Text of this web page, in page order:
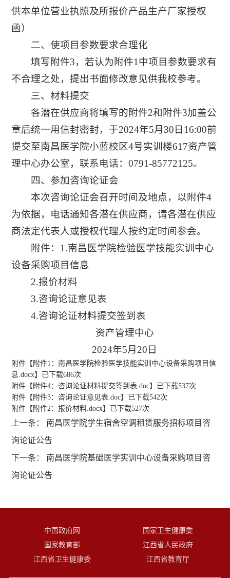
供本单位营业执照及所报价产品生产厂家授权
函）
二、使项目参数要求合理化
填写附件3，若认为附件1中项目参数要求有
不合理之处，提出书面修改意见供我校参考。
三、材料提交
各潜在供应商将填写的附件2和附件3加盖公
章后统一用信封密封，于2024年5月30日16:00前
提交至南昌医学院小蓝校区4号实训楼617资产管
理中心办公室，联系电话：0791-85772125。
四、参加咨询论证会
本次咨询论证会召开时间及地点，以附件4
为依据，电话通知各潜在供应商，请各潜在供应
商法定代表人或授权代理人按约定时间参会。
附件：1.南昌医学院检验医学技能实训中心
设备采购项目信息
2.报价材料
3.咨询论证意见表
4.咨询论证材料提交签到表
资产管理中心
2024年5月20日
附件【 附件1：南昌医学院检验医学技能实训中心设备采购项目信
息.docx】已下载686次
附件【 附件4：咨询论证材料提交签到表.doc】已下载537次
附件【 附件3：咨询论证意见表.doc】已下载542次
附件【 附件2：报价材料.docx】已下载527次
上一条：
南昌医学院学生宿舍空调租赁服务招标项目咨
询论证公告
下一条：
南昌医学院基础医学实训中心设备采购项目咨
询论证公告
中国政府网
国家卫生健康委
国家教育部
江西省人民政府
江西省卫生健康委
江西省教育厅